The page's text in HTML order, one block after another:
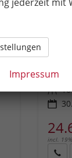
Leistung
Kilometerstand
incl.
Impressum